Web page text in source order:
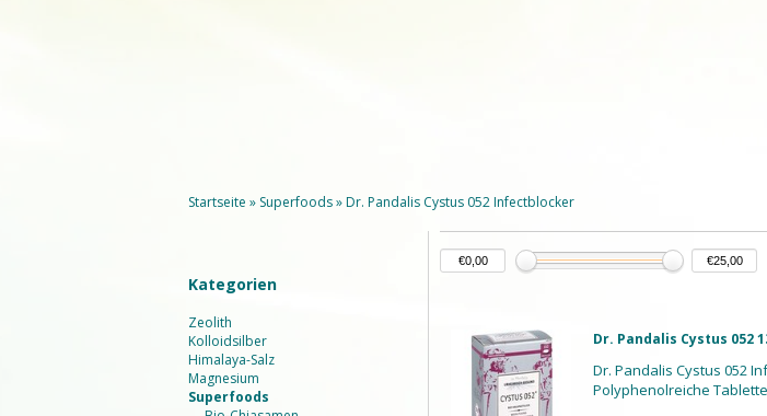
Startseite » Superfoods»Dr. Pandalis Cystus 052 Infectblocker
Kategorien
Zeolith
Kolloidsilber
Himalaya-Salz
Magnesium
Superfoods
Dr. Pandalis Cystus 052
Dr. Pandalis Cystus 052
Polyphenolreiche